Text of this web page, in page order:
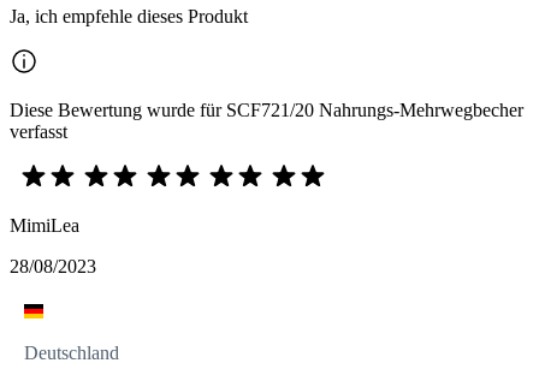
Ja, ich empfehle dieses Produkt
Diese Bewertung wurde für SCF721/20 Nahrungs-Mehrwegbecher
verfasst
MimiLea
28/08/2023
Deutschland